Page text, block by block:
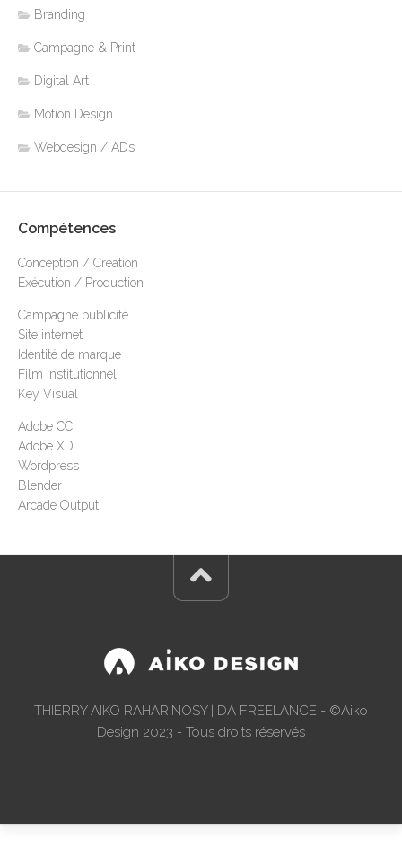
Branding
Campagne & Print
Digital Art
Motion Design
Webdesign / ADs
Compétences
Conception / Création
Exécution / Production
Campagne publicité
Site internet
Identité de marque
Film institutionnel
Key Visual
Adobe CC
Adobe XD
Wordpress
Blender
Arcade Output
THIERRY AIKO RAHARINOSY | DA FREELANCE - ©Aiko
Design 2023 - Tous droits réservés